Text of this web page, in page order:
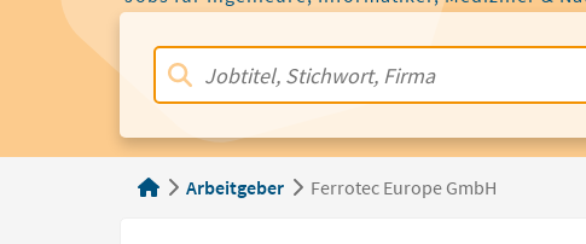
Arbeitgeber Ferrotec Europe GmbH